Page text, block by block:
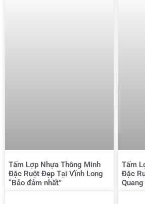
Tấm Lợp Nhựa Thông Minh
Đặc Ruột Đẹp Tại Vĩnh Long
“Bảo đảm nhất”
Tấm
Đặc